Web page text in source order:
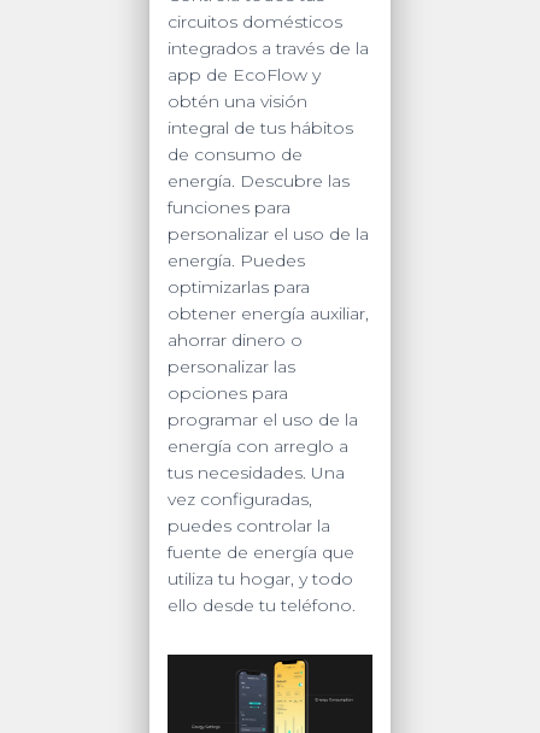
circuitos domésticos
integrados a través de la
app de EcoFlow y
obtén una visión
integral de tus hábitos
de consumo de
energía. Descubre las
funciones para
personalizar el uso de la
energía. Puedes
optimizarlas para
obtener energía auxiliar,
ahorrar dinero o
personalizar las
opciones para
programar el uso de la
energía con arreglo a
tus necesidades. Una
vez configuradas,
puedes controlar la
fuente de energía que
utiliza tu hogar, y todo
ello desde tu teléfono.